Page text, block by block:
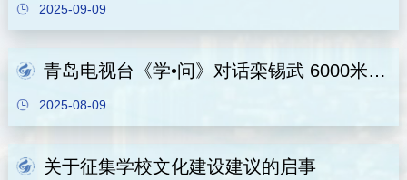
2025-09-09
青岛电视台《学•问》对话栾锡武 6000米深海盲盒开箱
2025-08-09
关于征集学校文化建设建议的启事